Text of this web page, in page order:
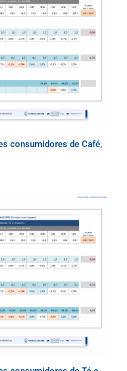
consumidores de Café,